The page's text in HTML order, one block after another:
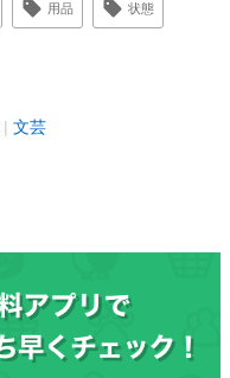
用品 状態
文芸